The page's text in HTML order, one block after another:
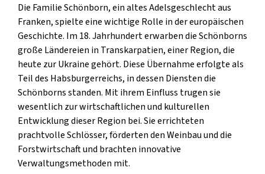
Die Familie Schönborn, ein altes Adelsgeschlecht aus
Franken, spielte eine wichtige Rolle in der europäischen
Geschichte. Im 18. Jahrhundert erwarben die Schönborns
große Ländereien in Transkarpatien, einer Region, die
heute zur Ukraine gehört. Diese Übernahme erfolgte als
Teil des Habsburgerreichs, in dessen Diensten die
Schönborns standen. Mit ihrem Einfluss trugen sie
wesentlich zur wirtschaftlichen und kulturellen
Entwicklung dieser Region bei. Sie errichteten
prachtvolle Schlösser, förderten den Weinbau und die
Forstwirtschaft und brachten innovative
Verwaltungsmethoden mit.